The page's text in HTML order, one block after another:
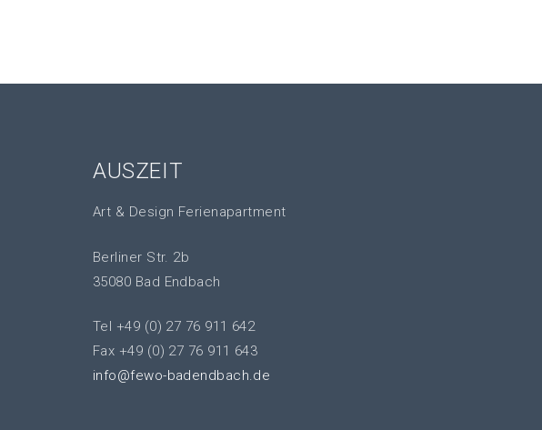
AUSZEIT
Art & Design Ferienapartment
Berliner Str. 2b
35080 Bad Endbach
Tel +49 (0) 27 76 911 642
Fax +49 (0) 27 76 911 643
info@fewo-badendbach.de